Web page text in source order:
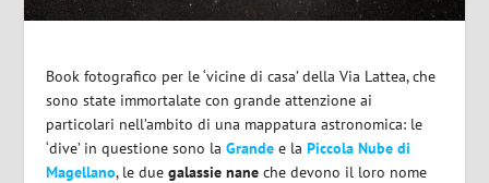
Book fotografico per le ‘vicine di casa’ della Via Lattea, che
sono state immortalate con grande attenzione ai
particolari nell’ambito di una mappatura astronomica: le
‘dive’ in questione sono laGrande e laPiccola Nube di
Magellano, le due galassie nane che devono il loro nome